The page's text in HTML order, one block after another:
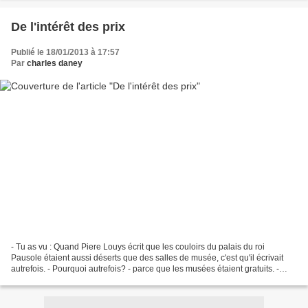
De l'intérêt des prix
Publié le 18/01/2013 à 17:57
Par charles daney
- Tu as vu : Quand Piere Louys écrit que les couloirs du palais du roi
Pausole étaient aussi déserts que des salles de musée, c'est qu'il écrivait
autrefois. - Pourquoi autrefois? - parce que les musées étaient gratuits. -